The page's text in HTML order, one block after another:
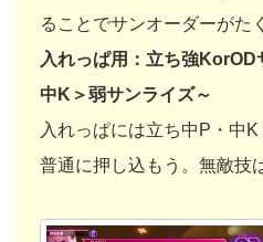
ることでサンオーダーがた
入れっぱ用：立ち強KorOD
中K＞弱サンライズ～
入れっぱには立ち中P・中
普通に押し込もう。無敵技